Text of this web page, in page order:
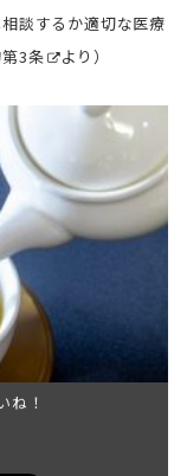
談するか適切な医療
3条 より）
ね！